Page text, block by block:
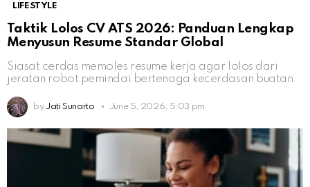
LIFESTYLE
Taktik Lolos CV ATS 2026: Panduan Lengkap
Menyusun Resume Standar Global
Siasat cerdas memoles resume kerja agar lolos dari
jeratan robot pemindai bertenaga kecerdasan buatan.
by Jati Sunarto June 5, 2026, 5:03 pm